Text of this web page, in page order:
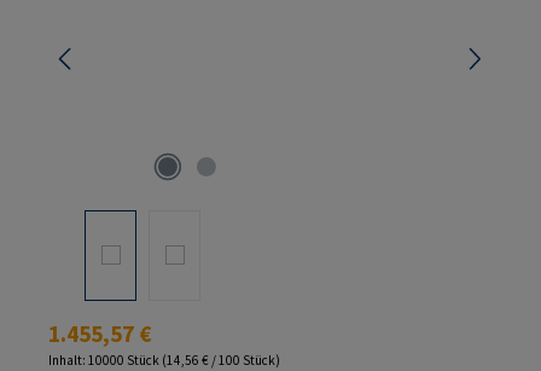
Regulärer Preis:
1.455,57 €
Inhalt: 10000 Stück (14,56 € / 100 Stück)